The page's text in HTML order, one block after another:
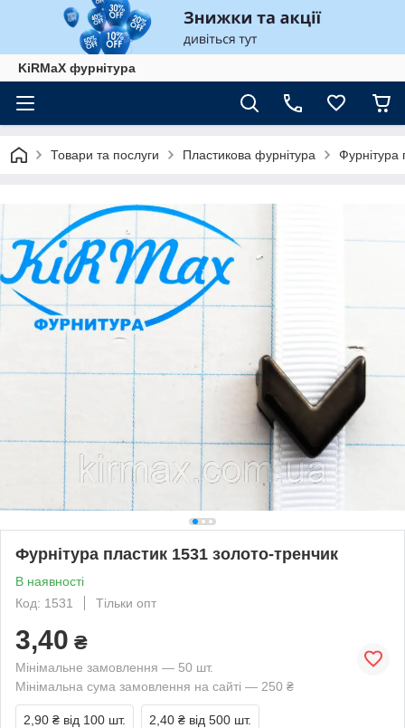
KiRMaХ фурнітура
Товари та послуги Пластикова фурнітура Фурнітура
Фурнітура пластик 1531 золото-тренчик
В наявності
Код: 1531
Тільки опт
3,40 ₴
Мінімальне замовлення — 50 шт.
Мінімальна сума замовлення на сайті — 250 ₴
2,90 ₴ від 100 шт. 2,40 ₴ від 500 шт.